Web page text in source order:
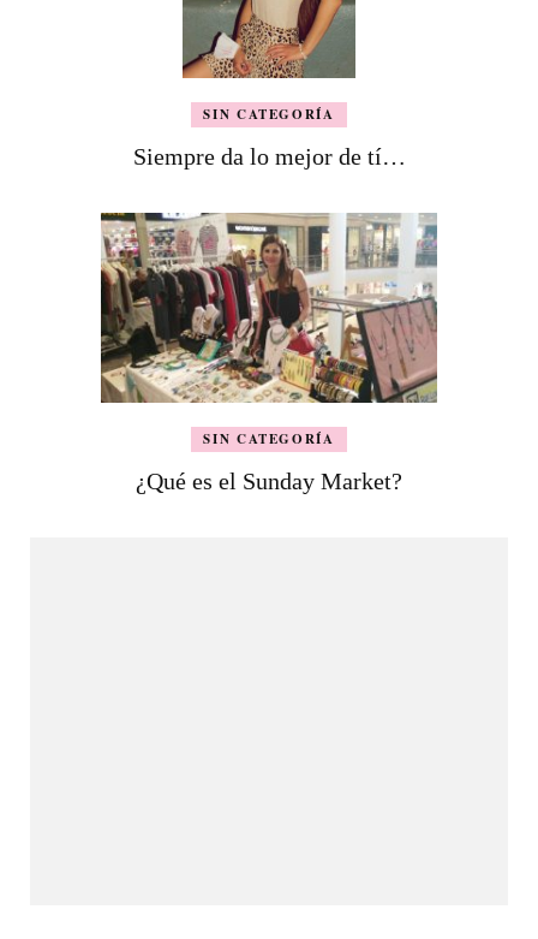
SIN CATEGORÍA
Siempre da lo mejor de tí…
SIN CATEGORÍA
¿Qué es el Sunday Market?